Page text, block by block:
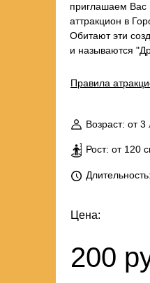
200
Рост: от 120
приглашаем Вас
аттракцион в
Обитают эти
и называются
Цена:
Правила
Возраст: от 3